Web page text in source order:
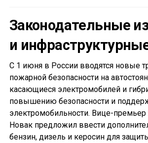
Законодательные
и
С 1 июня в России вводятся новые
пожарной безопасности на
касающиеся электромобилей и
повышению безопасности и
электромобильности. Вице-
Новак предложил ввести
бензин, дизель и керосин для